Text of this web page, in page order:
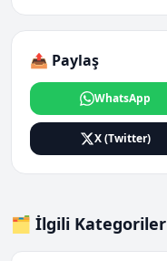
📤 Paylaş
WhatsApp
X (Twitter)
🗂️ İlgili Kategoriler